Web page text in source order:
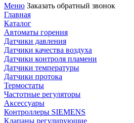
Меню Заказать обратный звонок
Главная
Каталог
Автоматы горения
Датчики давления
Датчики качества воздуха
Датчики контроля пламени
Датчики температуры
Датчики протока
Термостаты
Частотные регуляторы
Аксессуары
Контроллеры SIEMENS
Клапаны регулирующие